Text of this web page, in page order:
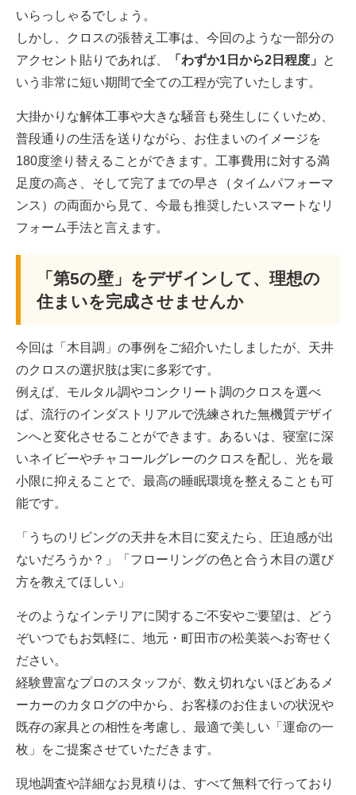
いらっしゃるでしょう。
しかし、クロスの張替え工事は、今回のような一部分の
アクセント貼りであれば、
「わずか1日から2日程度」
と
いう非常に短い期間で全ての工程が完了いたします。
大掛かりな解体工事や大きな騒音も発生しにくいため、
普段通りの生活を送りながら、お住まいのイメージを
180度塗り替えることができます。工事費用に対する満
足度の高さ、そして完了までの早さ（タイムパフォーマ
ンス）の両面から見て、今最も推奨したいスマートなリ
フォーム手法と言えます。
「第5の壁」をデザインして、理想の
住まいを完成させませんか
今回は「木目調」の事例をご紹介いたしましたが、天井
のクロスの選択肢は実に多彩です。
例えば、モルタル調やコンクリート調のクロスを選べ
ば、流行のインダストリアルで洗練された無機質デザイ
ンへと変化させることができます。あるいは、寝室に深
いネイビーやチャコールグレーのクロスを配し、光を最
小限に抑えることで、最高の睡眠環境を整えることも可
能です。
「うちのリビングの天井を木目に変えたら、圧迫感が出
ないだろうか？」「フローリングの色と合う木目の選び
方を教えてほしい」
そのようなインテリアに関するご不安やご要望は、どう
ぞいつでもお気軽に、地元・町田市の松美装へお寄せく
ださい。
経験豊富なプロのスタッフが、数え切れないほどあるメ
ーカーのカタログの中から、お客様のお住まいの状況や
既存の家具との相性を考慮し、最適で美しい「運命の一
枚」をご提案させていただきます。
現地調査や詳細なお見積りは、すべて無料で行っており